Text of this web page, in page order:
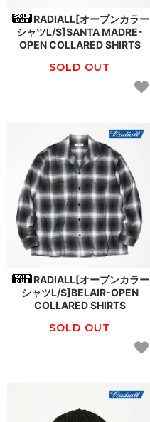
RADIALL[オープンカラー
シャツL/S]SANTA MADRE-
OPEN COLLARED SHIRTS
SOLD OUT
RADIALL[オープンカラー
シャツL/S]BELAIR-OPEN
COLLARED SHIRTS
SOLD OUT